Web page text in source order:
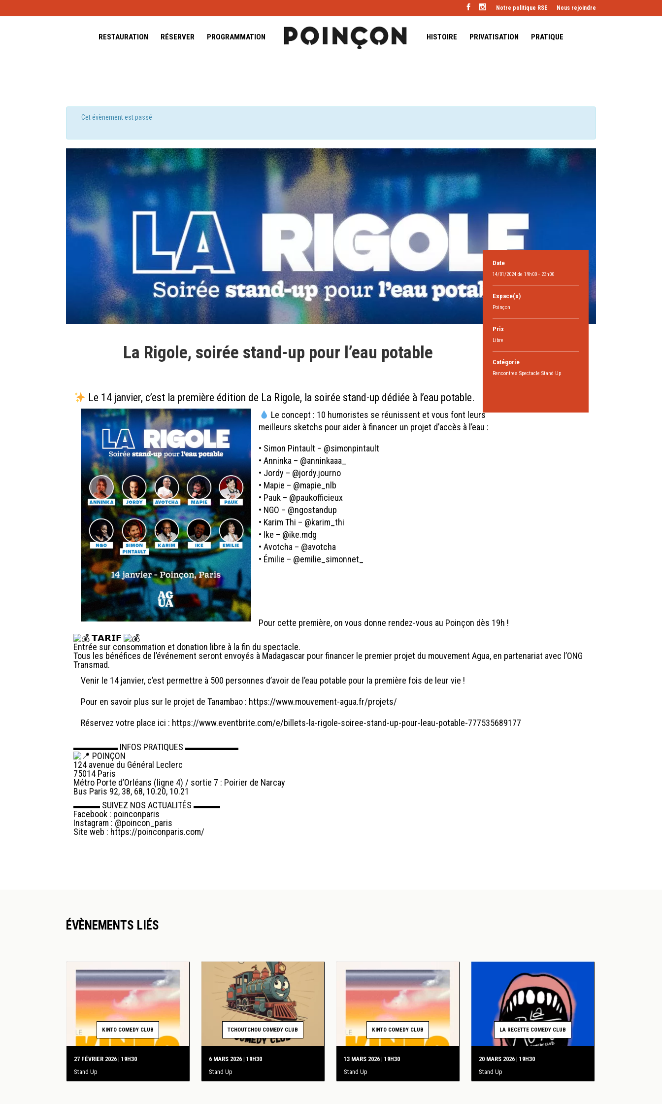
Notre politique RSE Nous rejoindre
RESTAURATION RÉSERVER PROGRAMMATION HISTOIRE PRIVATISATION PRATIQUE
Cet évènement est passé
La Rigole, soirée stand-up pour l’eau potable
Date
14/01/2024 de 19h00 - 23h00
Espace(s)
Poinçon
Prix
Libre
Catégorie
Rencontres Spectacle Stand Up
Le 14 janvier, c’est la première édition de La Rigole, la soirée stand-up dédiée à l’eau potable.
Le concept : 10 humoristes se réunissent et vous font leurs
meilleurs sketchs pour aider à financer un projet d’accès à l’eau :
• Simon Pintault – @simonpintault
• Anninka – @anninkaaa_
• Jordy – @jordy.journo
• Mapie – @mapie_nlb
• Pauk – @paukofficieux
• NGO – @ngostandup
• Karim Thi – @karim_thi
• Ike – @ike.mdg
• Avotcha – @avotcha
• Émilie – @emilie_simonnet_
Pour cette première, on vous donne rendez-vous au Poinçon dès 19h !
𝗧𝗔𝗥𝗜𝗙
Entrée sur consommation et donation libre à la fin du spectacle.
Tous les bénéfices de l’événement seront envoyés à Madagascar pour financer le premier projet du mouvement Agua, en partenariat avec l’ONG
Transmad.
Venir le 14 janvier, c’est permettre à 500 personnes d’avoir de l’eau potable pour la première fois de leur vie !
Pour en savoir plus sur le projet de Tanambao : https://www.mouvement-agua.fr/projets/
Réservez votre place ici : https://www.eventbrite.com/e/billets-la-rigole-soiree-stand-up-pour-leau-potable-777535689177
▬▬▬▬▬ INFOS PRATIQUES ▬▬▬▬▬▬
POINÇON
124 avenue du Général Leclerc
75014 Paris
Métro Porte d’Orléans (ligne 4) / sortie 7 : Poirier de Narcay
Bus Paris 92, 38, 68, 10.20, 10.21
▬▬▬ SUIVEZ NOS ACTUALITÉS ▬▬▬
Facebook : poinconparis
Instagram : @poincon_paris
Site web : https://poinconparis.com/
ÉVÈNEMENTS LIÉS
KINTO COMEDY CLUB
27 FÉVRIER 2026 | 19H30
Stand Up
TCHOUTCHOU COMEDY CLUB
6 MARS 2026 | 19H30
Stand Up
KINTO COMEDY CLUB
13 MARS 2026 | 19H30
Stand Up
LA RECETTE COMEDY CLUB
20 MARS 2026 | 19H30
Stand Up